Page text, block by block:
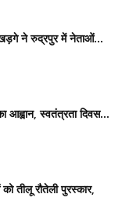
ने रुद्रपुर में नेताओं...
आह्वान, स्वतंत्रता दिवस...
तीलू रौतेली पुरस्कार,